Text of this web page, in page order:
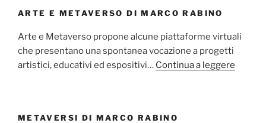
ARTE E METAVERSO DI MARCO RABINO
Arte e Metaverso propone alcune piattaforme virtuali
che presentano una spontanea vocazione a progetti
artistici, educativi ed espositivi… Continua a leggere
METAVERSI DI MARCO RABINO